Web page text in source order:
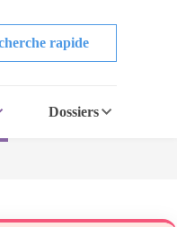
rapide
Dossiers